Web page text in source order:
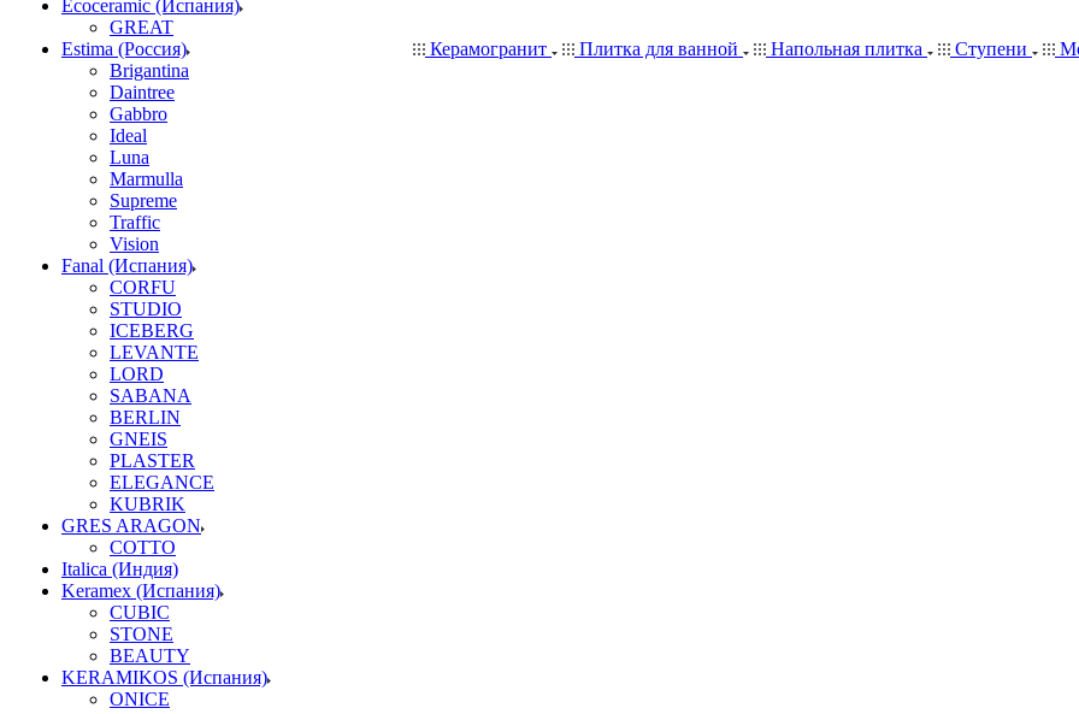
Ecoceramic (Испания)
GREAT
Estima (Россия)
Brigantina
Daintree
Gabbro
Ideal
Luna
Marmulla
Supreme
Traffic
Vision
Fanal (Испания)
CORFU
STUDIO
ICEBERG
LEVANTE
LORD
SABANA
BERLIN
GNEIS
PLASTER
ELEGANCE
KUBRIK
GRES ARAGON
COTTO
Italica (Индия)
Keramex (Испания)
CUBIC
STONE
BEAUTY
KERAMIKOS (Испания)
ONICE
Керамогранит Плитка для ванной Напольная плитка Ступени